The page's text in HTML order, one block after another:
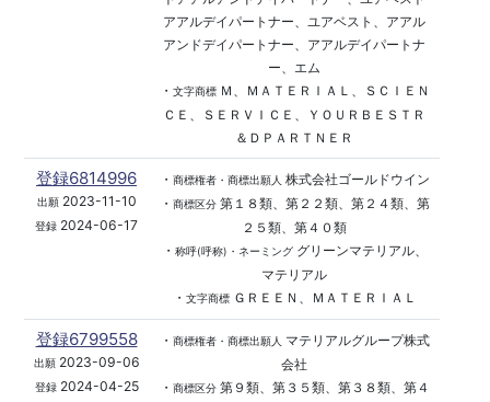
アアルデイパートナー、ユアベスト、アアル
アンドデイパートナー、アアルデイパートナ
ー、エム
・ 文字商標Ｍ、ＭＡＴＥＲＩＡＬ、ＳＣＩＥＮ
ＣＥ、ＳＥＲＶＩＣＥ、ＹＯＵＲＢＥＳＴＲ
＆ＤＰＡＲＴＮＥＲ
登録6814996
出願2023-11-10
登録 2024-06-17
・ 商標権者・商標出願人 株式会社ゴールドウイン
・ 商標区分第１８類、第２２類、第２４類、第
２５類、第４０類
・ 称呼(呼称)・ネーミンググリーンマテリアル、
マテリアル
・ 文字商標ＧＲＥＥＮ、ＭＡＴＥＲＩＡＬ
登録6799558
出願2023-09-06
登録2024-04-25
・ 商標権者・商標出願人
マテリアルグループ株式
会社
・ 商標区分第９類、第３５類、第３８類、第４